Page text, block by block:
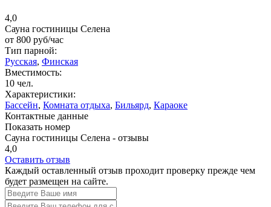
4,0
Сауна гостиницы Селена
от 800 руб/час
Тип парной:
Русская, Финская
Вместимость:
10 чел.
Характеристики:
Бассейн, Комната отдыха, Бильярд, Караоке
Контактные данные
Показать номер
Сауна гостиницы Селена - отзывы
4,0
Оставить отзыв
Каждый оставленный отзыв проходит проверку прежде чем
будет размещен на сайте.